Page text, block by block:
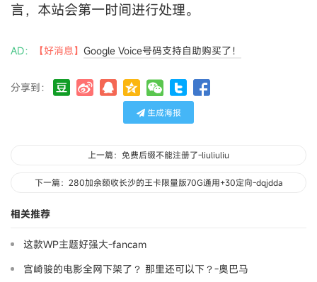
言，本站会第一时间进行处理。
AD： 【好消息】 Google Voice号码支持自助购买了！
分享到：
生成海报
上一篇：免费后缀不能注册了-liuliuliu
下一篇：280加余额收长沙的王卡限量版70G通用+30定向-dqjdda
相关推荐
这款WP主题好强大-fancam
宫崎骏的电影全网下架了？ 那里还可以下？-奧巴马